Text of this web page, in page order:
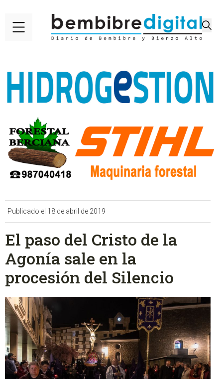
Publicado el 18 de abril de 2019
El paso del Cristo de la
Agonía sale en la
procesión del Silencio